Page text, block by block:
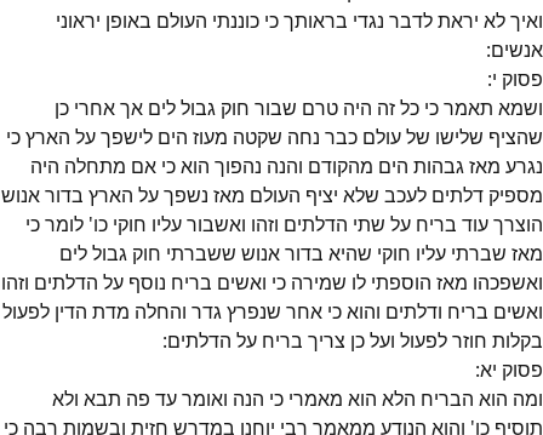
ואיך לא יראת לדבר נגדי בראותך כי כוננתי העולם באופן יראוני
אנשים:
פסוק י:
ושמא תאמר כי כל זה היה טרם שבור חוק גבול לים אך אחרי כן
שהציף שלישו של עולם כבר נחה שקטה מעוז הים לישפך על הארץ כי
נגרע מאז גבהות הים מהקודם והנה נהפוך הוא כי אם מתחלה היה
מספיק דלתים לעכב שלא יציף העולם מאז נשפך על הארץ בדור אנוש
הוצרך עוד בריח על שתי הדלתים וזהו ואשבור עליו חוקי כו' לומר כי
מאז שברתי עליו חוקי שהיא בדור אנוש ששברתי חוק גבול לים
ואשפכהו מאז הוספתי לו שמירה כי ואשים בריח נוסף על הדלתים וזהו
ואשים בריח ודלתים והוא כי אחר שנפרץ גדר והחלה מדת הדין לפעול
בקלות חוזר לפעול ועל כן צריך בריח על הדלתים:
פסוק יא:
ומה הוא הבריח הלא הוא מאמרי כי הנה ואומר עד פה תבא ולא
תוסיף כו' והוא הנודע ממאמר רבי יוחנן במדרש חזית ובשמות רבה כי